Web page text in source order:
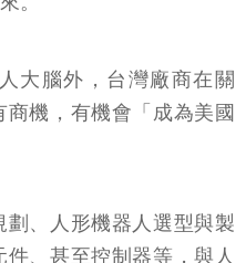
大腦外，台灣廠商在關
機，有機會「成為美國
、人形機器人選型與製
、甚至控制器等，與人